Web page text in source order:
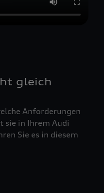
gleich
Anforderungen
sie in Ihrem Audi
Sie es in diesem